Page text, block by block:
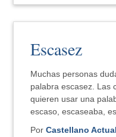
Escasez
Muchas personas
palabra escasez. Las
quieren usar una
escaso, escaseaba,
PorCastellano Actual